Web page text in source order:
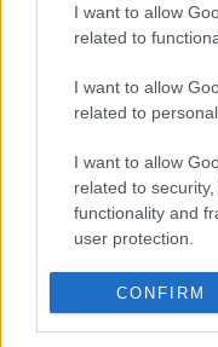
I want to allow
related to
I want to allow
related to
I want to allow
related to
functionality and
user protection.
CONFIRM
Top 10:
A